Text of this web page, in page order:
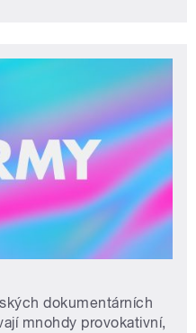
dokumentárních
mnohdy provokativní,